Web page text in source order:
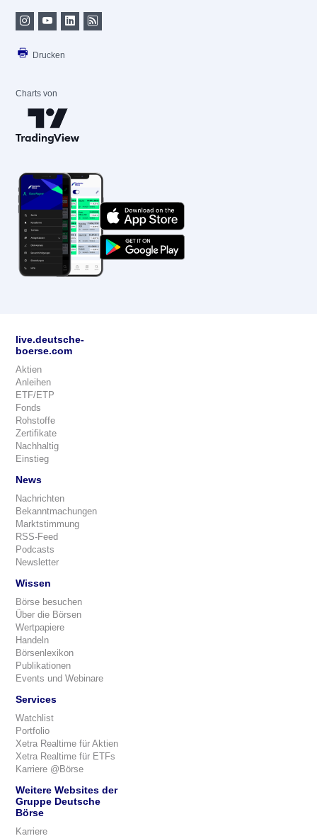
Drucken
Charts von
live.deutsche-
boerse.com
Aktien
Anleihen
ETF/ETP
Fonds
Rohstoffe
Zertifikate
Nachhaltig
Einstieg
News
Nachrichten
Bekanntmachungen
Marktstimmung
RSS-Feed
Podcasts
Newsletter
Wissen
Börse besuchen
Über die Börsen
Wertpapiere
Handeln
Börsenlexikon
Publikationen
Events und Webinare
Services
Watchlist
Portfolio
Xetra Realtime für Aktien
Xetra Realtime für ETFs
Karriere @Börse
Weitere Websites der
Gruppe Deutsche
Börse
Karriere